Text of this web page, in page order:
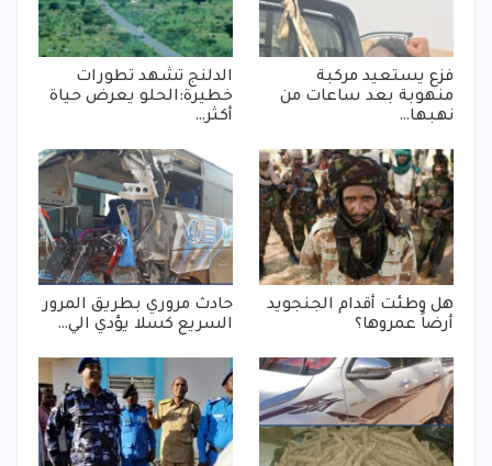
فزع يستعيد مركبة
منهوبة بعد ساعات من
نهبها…
الدلنج تشهد تطورات
خطيرة:الحلو يعرض حياة
أكثر…
هل وطئت أقدام الجنجويد
أرضاً عمروها؟
حادث مروري بطريق المرور
السريع كسلا يؤدي الي…